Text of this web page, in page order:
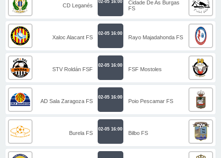
CD Leganés
02-05 16:00
Cidade De As Burgas
FS
Xaloc Alacant FS
02-05 16:00
Rayo Majadahonda FS
STV Roldán FSF
02-05 16:00
FSF Mostoles
AD Sala Zaragoza FS
02-05 16:00
Poio Pescamar FS
Burela FS
02-05 16:00
Bilbo FS